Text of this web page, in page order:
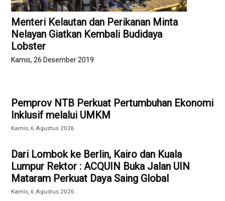
Menteri Kelautan dan Perikanan Minta
Nelayan Giatkan Kembali Budidaya
Lobster
Kamis, 26 Desember 2019
Pemprov NTB Perkuat Pertumbuhan Ekonomi
Inklusif melalui UMKM
Kamis, 6 Agustus 2026
Dari Lombok ke Berlin, Kairo dan Kuala
Lumpur Rektor : ACQUIN Buka Jalan UIN
Mataram Perkuat Daya Saing Global
Kamis, 6 Agustus 2026